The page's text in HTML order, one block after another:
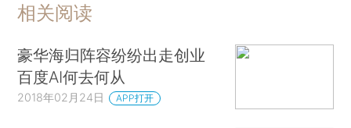
相关阅读
豪华海归阵容纷纷出走创业
百度AI何去何从
2018年02月24日 APP打开